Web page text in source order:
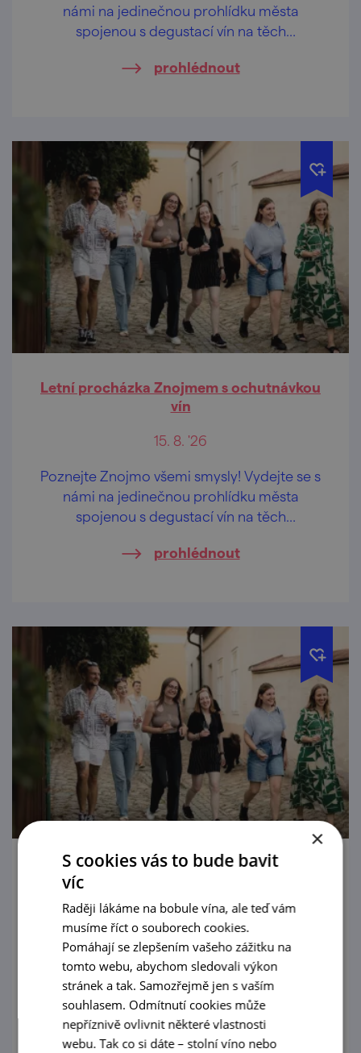
námi na jedinečnou prohlídku města
spojenou s degustací vín na těch
prohlédnout
Letní procházka Znojmem s ochutnávkou
vín
15. 8. '26
Poznejte Znojmo všemi smysly! Vydejte se s
námi na jedinečnou prohlídku města
spojenou s degustací vín na těch
prohlédnout
Letní procházka Znojmem s ochutnávkou
20. 8. '26
Poznejte Znojmo všemi smysly! Vydejte se s
námi na jedinečnou prohlídku města
spojenou s degustací vín na těch
nejkrásnějších vyhlídkách Znojma.
prohlédnout
×
S cookies vás to bude bavit
víc
Raději lákáme na bobule vína, ale teď vám
musíme říct o souborech cookies.
Pomáhají se zlepšením vašeho zážitku na
tomto webu, abychom sledovali výkon
stránek a tak. Samozřejmě jen s vaším
souhlasem. Odmítnutí cookies může
nepříznivě ovlivnit některé vlastnosti
webu. Tak co si dáte – stolní víno nebo